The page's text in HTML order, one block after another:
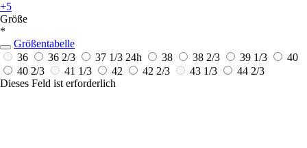
+5
Größe
*
Größentabelle
36
36 2/3 37 1/3 24h 38 38 2/3 39 1/3
40
40 2/3
41 1/3 42 42 2/3 43 1/3
44 2/3
Dieses Feld ist erforderlich